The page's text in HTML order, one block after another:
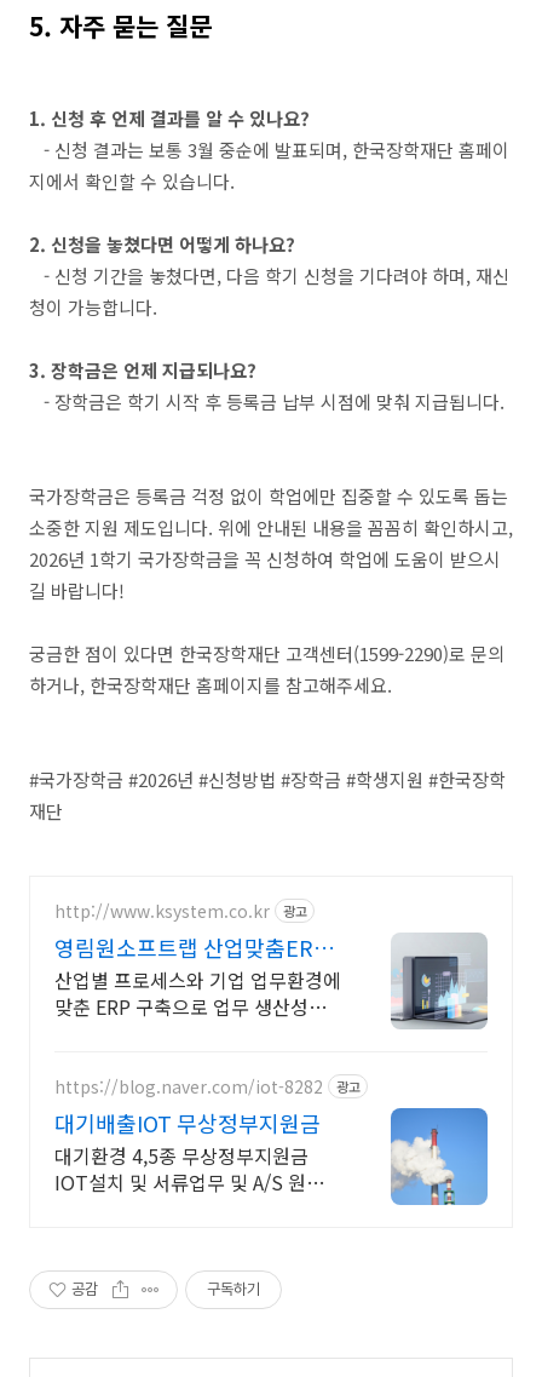
5. 자주 묻는 질문
1. 신청 후 언제 결과를 알 수 있나요?
- 신청 결과는 보통 3월 중순에 발표되며, 한국장학재단 홈페이
지에서 확인할 수 있습니다.
2. 신청을 놓쳤다면 어떻게 하나요?
- 신청 기간을 놓쳤다면, 다음 학기 신청을 기다려야 하며, 재신
청이 가능합니다.
3. 장학금은 언제 지급되나요?
- 장학금은 학기 시작 후 등록금 납부 시점에 맞춰 지급됩니다.
국가장학금은 등록금 걱정 없이 학업에만 집중할 수 있도록 돕는
소중한 지원 제도입니다. 위에 안내된 내용을 꼼꼼히 확인하시고,
2026년 1학기 국가장학금을 꼭 신청하여 학업에 도움이 받으시
길 바랍니다!
궁금한 점이 있다면 한국장학재단 고객센터(1599-2290)로 문의
하거나, 한국장학재단 홈페이지를 참고해주세요.
#국가장학금 #2026년 #신청방법 #장학금 #학생지원 #한국장학
재단
http://www.ksystem.co.kr 광고
영림원소프트랩 산업맞춤ERP
전업종 다수 레퍼런스 보유
산업별 프로세스와 기업 업무환경에
맞춘 ERP 구축으로 업무 생산성을
https://blog.naver.com/iot-8282 광고
대기배출IOT 무상정부지원금
대기환경 4,5종 무상정부지원금
IOT설치 및 서류업무 및 A/S 원스톱
공감 구독하기